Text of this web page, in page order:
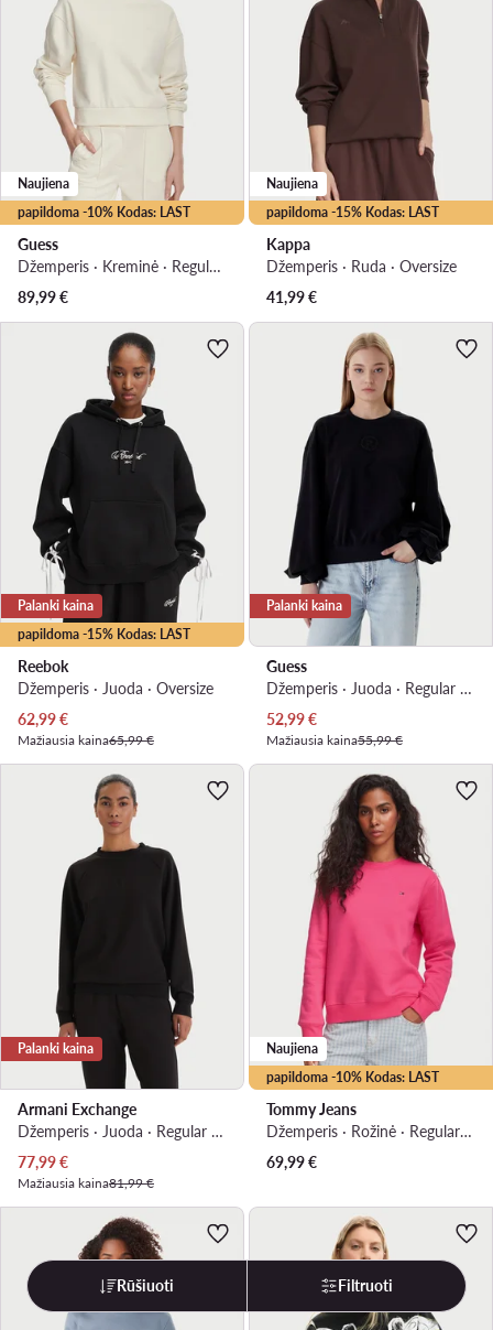
papildoma -10% Kodas: LAST
Naujiena
Guess
Džemperis · Kreminė · Regular Fit
89,99€
papildoma -15% Kodas: LAST
Naujiena
Kappa
Džemperis · Ruda · Oversize
41,99€
papildoma -15% Kodas: LAST
Palanki kaina
Reebok
Džemperis · Juoda · Oversize
Dabartinė kaina
62,99€
Mažiausia kaina65,99 €
Palanki kaina
Guess
Džemperis · Juoda · Regular Fit
Dabartinė kaina
52,99€
Mažiausia kaina55,99 €
Palanki kaina
Armani Exchange
Džemperis · Juoda · Regular Fit
Dabartinė kaina
77,99€
Mažiausia kaina81,99 €
papildoma -10% Kodas: LAST
Naujiena
Tommy Jeans
Džemperis · Rožinė · Regular Fit
69,99€
Rūšiuoti Filtruoti